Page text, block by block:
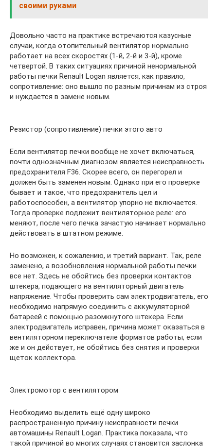
своими руками
Довольно часто на практике встречаются казусные
случаи, когда отопительный вентилятор нормально
работает на всех скоростях (1-й, 2-й и 3-й), кроме
четвертой. В таких ситуациях причиной ненормальной
работы печки Renault Logan является, как правило,
сопротивление: оно вышло по разным причинам из строя
и нуждается в замене новым.
Резистор (сопротивление) печки этого авто
Если вентилятор печки вообще не хочет включаться,
почти однозначным диагнозом является неисправность
предохранителя F36. Скорее всего, он перегорел и
должен быть заменен новым. Однако при его проверке
бывает и такое, что предохранитель цел и
работоспособен, а вентилятор упорно не включается.
Тогда проверке подлежит вентиляторное реле: его
меняют, после чего печка зачастую начинает нормально
действовать в штатном режиме.
Но возможен, к сожалению, и третий вариант. Так, реле
заменено, а возобновления нормальной работы печки
все нет. Здесь не обойтись без проверки контактов
штекера, подающего на вентиляторный двигатель
напряжение. Чтобы проверить сам электродвигатель, его
необходимо напрямую соединить с аккумуляторной
батареей с помощью разомкнутого штекера. Если
электродвигатель исправен, причина может оказаться в
вентиляторном переключателе форматов работы, если
же и он действует, не обойтись без снятия и проверки
щеток коллектора.
Электромотор с вентилятором
Необходимо выделить ещё одну широко
распространенную причину неисправности печки
автомашины Renault Logan. Практика показала, что
такой причиной во многих случаях становится заслонка